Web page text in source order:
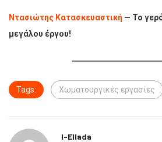
Ντασιώτης Κατασκευαστική — Το
μεγάλου έργου!
Tags: Χωματουργικές εργασίες
I-Ellada